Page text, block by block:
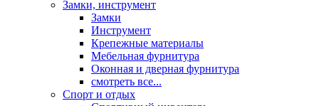
Замки, инструмент
Замки
Инструмент
Крепежные материалы
Мебельная фурнитура
Оконная и дверная фурнитура
смотреть все...
Спорт и отдых